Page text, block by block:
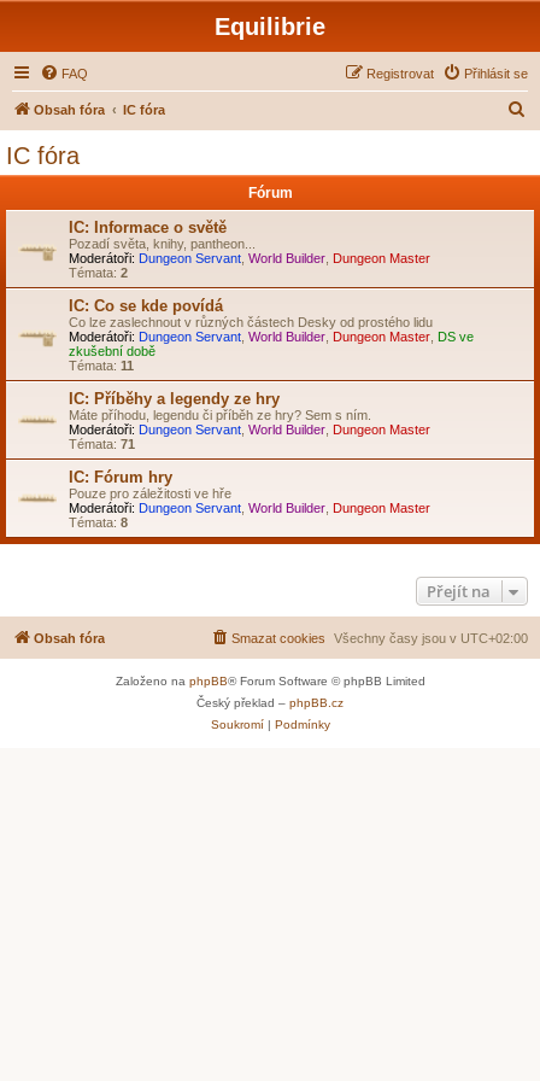
Equilibrie
FAQ Přihlásit se
Registrovat
Obsah fóra IC fóra
IC fóra
Fórum
IC: Informace o světě
Pozadí světa, knihy, pantheon...
Moderátoři: Dungeon Servant World Builder Dungeon Master
Témata: 2
IC: Co se kde povídá
Co lze zaslechnout v různých částech Desky od prostého lidu
Moderátoři: Dungeon Servant World Builder Dungeon Master DS ve
zkušební době
Témata: 11
IC: Příběhy a legendy ze hry
Máte příhodu, legendu či příběh ze hry? Sem s ním.
Moderátoři: Dungeon Servant World Builder Dungeon Master
Témata: 71
IC: Fórum hry
Pouze pro záležitosti ve hře
Moderátoři: Dungeon Servant World Builder Dungeon Master
Témata: 8
Přejít na
Obsah fóra Všechny časy jsou v UTC+02:00
Smazat cookies
Založeno na phpBB® Forum Software © phpBB Limited
Český překlad – phpBB.cz
Soukromí| Podmínky